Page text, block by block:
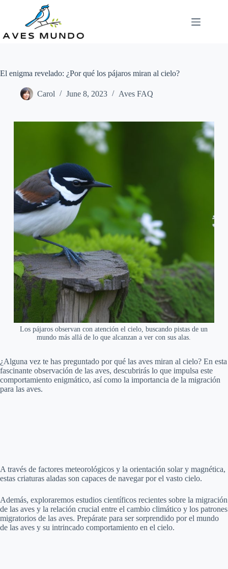
El enigma revelado: ¿Por qué los pájaros miran al cielo?
Carol June 8, 2023 Aves FAQ
Los pájaros observan con atención el cielo, buscando pistas de un
mundo más allá de lo que alcanzan a ver con sus alas.
¿Alguna vez te has preguntado por qué las aves miran al cielo? En esta
fascinante observación de las aves, descubrirás lo que impulsa este
comportamiento enigmático, así como la importancia de la migración
para las aves.
A través de factores meteorológicos y la orientación solar y magnética,
estas criaturas aladas son capaces de navegar por el vasto cielo.
Además, exploraremos estudios científicos recientes sobre la migración
de las aves y la relación crucial entre el cambio climático y los patrones
migratorios de las aves. Prepárate para ser sorprendido por el mundo
de las aves y su intrincado comportamiento en el cielo.